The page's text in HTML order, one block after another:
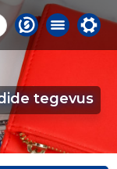
tegevus